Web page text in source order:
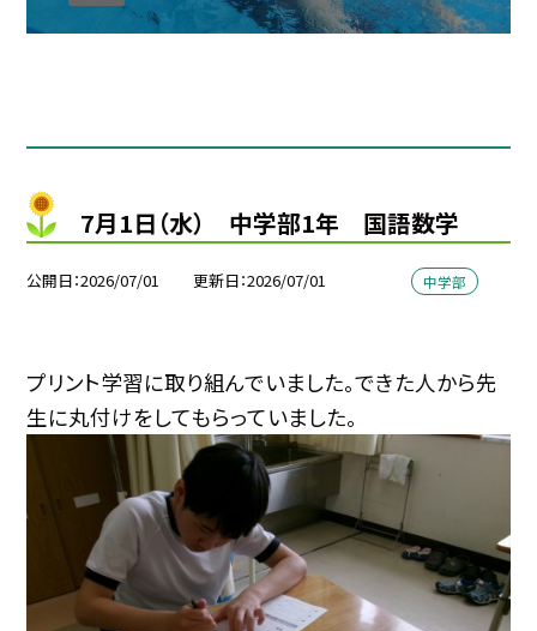
7月1日（水） 中学部1年 国語数学
公開日 2026/07/01 更新日 2026/07/01 中学部
プリント学習に取り組んでいました。できた人から先
生に丸付けをしてもらっていました。